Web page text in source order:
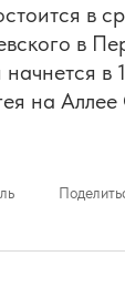
в
в
в
на